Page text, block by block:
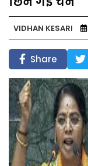
VIDHAN KESARI
Share